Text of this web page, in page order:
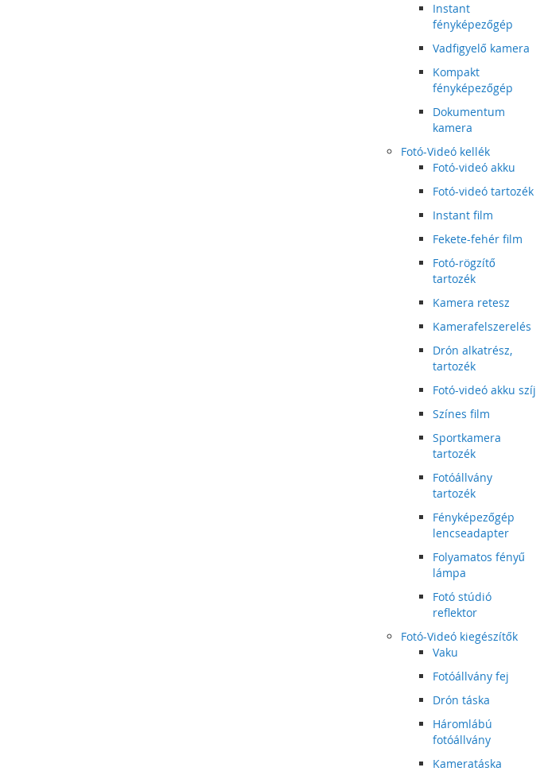
Instant
fényképezőgép
Vadfigyelő kamera
Kompakt
fényképezőgép
Dokumentum
kamera
Fotó-Videó kellék
Fotó-videó akku
Fotó-videó tartozék
Instant film
Fekete-fehér film
Fotó-rögzítő
tartozék
Kamera retesz
Kamerafelszerelés
Drón alkatrész,
tartozék
Fotó-videó akku szíj
Színes film
Sportkamera
tartozék
Fotóállvány
tartozék
Fényképezőgép
lencseadapter
Folyamatos fényű
lámpa
Fotó stúdió
reflektor
Fotó-Videó kiegészítők
Vaku
Fotóállvány fej
Drón táska
Háromlábú
fotóállvány
Kameratáska